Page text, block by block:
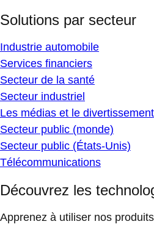
Solutions par secteur
Industrie automobile
Services financiers
Secteur de la santé
Secteur industriel
Les médias et le divertissement
Secteur public (monde)
Secteur public (États-Unis)
Télécommunications
Découvrez les
Apprenez à utiliser nos